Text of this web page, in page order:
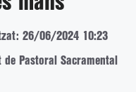
26/06/2024 10:23
de Pastoral Sacramental